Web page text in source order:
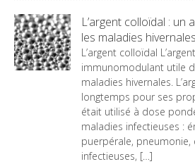
L’argent colloïdal : un
les maladies hivernales
L’argent colloïdal
immunomodulant utile
maladies hivernales.
longtemps pour ses
était utilisé à dose
maladies infectieuses :
puerpérale, pneumonie,
infectieuses, […]